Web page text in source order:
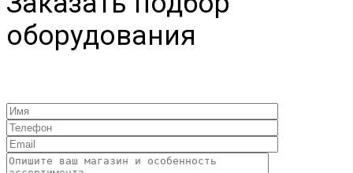
оборудования